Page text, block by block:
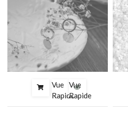
Vue
Rapide
Vue
Rapide